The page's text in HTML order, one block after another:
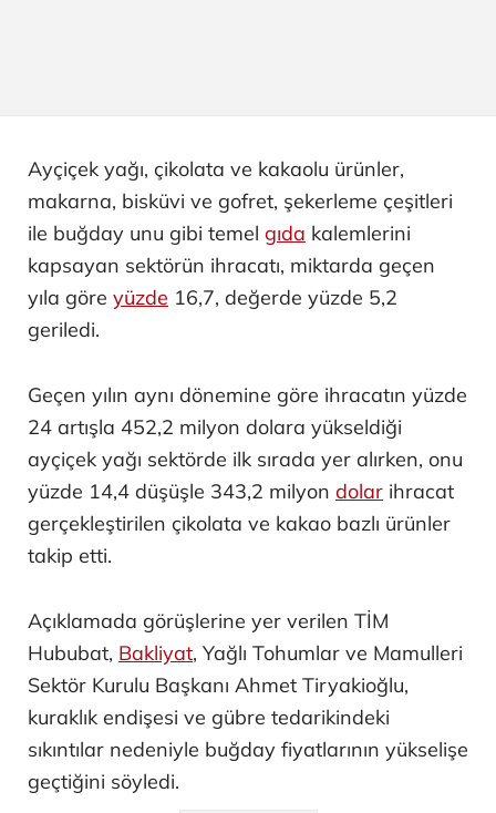
Ayçiçek yağı, çikolata ve kakaolu ürünler,
makarna, bisküvi ve gofret, şekerleme çeşitleri
ile buğday unu gibi temel gıda kalemlerini
kapsayan sektörün ihracatı, miktarda geçen
yıla göre yüzde 16,7, değerde yüzde 5,2
geriledi.
Geçen yılın aynı dönemine göre ihracatın yüzde
24 artışla 452,2 milyon dolara yükseldiği
ayçiçek yağı sektörde ilk sırada yer alırken, onu
yüzde 14,4 düşüşle 343,2 milyon dolar ihracat
gerçekleştirilen çikolata ve kakao bazlı ürünler
takip etti.
Açıklamada görüşlerine yer verilen TİM
Hububat, Bakliyat, Yağlı Tohumlar ve Mamulleri
Sektör Kurulu Başkanı Ahmet Tiryakioğlu,
kuraklık endişesi ve gübre tedarikindeki
sıkıntılar nedeniyle buğday fiyatlarının yükselişe
geçtiğini söyledi.